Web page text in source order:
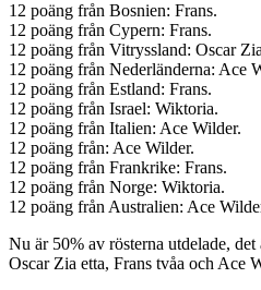
12 poäng från Bosnien: Frans.
12 poäng från Cypern: Frans.
12 poäng från Vitryssland: Oscar
12 poäng från Nederländerna: Ace
12 poäng från Estland: Frans.
12 poäng från Israel: Wiktoria.
12 poäng från Italien: Ace Wilder.
12 poäng från: Ace Wilder.
12 poäng från Frankrike: Frans.
12 poäng från Norge: Wiktoria.
12 poäng från Australien: Ace
Nu är 50% av rösterna utdelade,
Oscar Zia etta, Frans tvåa och Ace